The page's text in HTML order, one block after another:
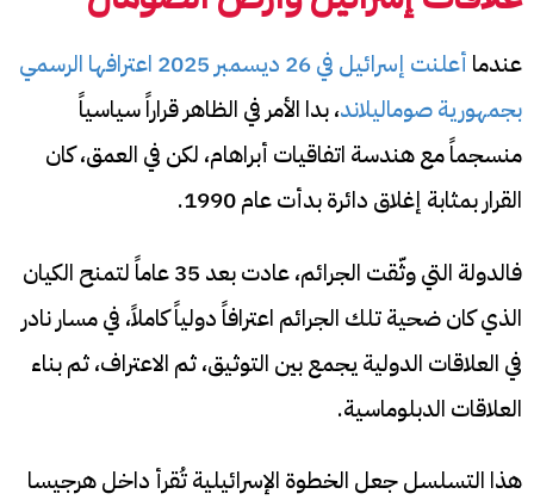
عندما
أعلنت إسرائيل في 26 ديسمبر 2025 اعترافها الرسمي
بجمهورية صوماليلاند، بدا الأمر في الظاهر قراراً سياسياً
منسجماً مع هندسة اتفاقيات أبراهام، لكن في العمق، كان
القرار بمثابة إغلاق دائرة بدأت عام 1990.
فالدولة التي وثّقت الجرائم، عادت بعد 35 عاماً لتمنح الكيان
الذي كان ضحية تلك الجرائم اعترافاً دولياً كاملاً، في مسار نادر
في العلاقات الدولية يجمع بين التوثيق، ثم الاعتراف، ثم بناء
العلاقات الدبلوماسية.
هذا التسلسل جعل الخطوة الإسرائيلية تُقرأ داخل هرجيسا